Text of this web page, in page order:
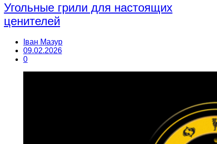
Угольные грили для настоящих
ценителей
Іван Мазур
09.02.2026
0